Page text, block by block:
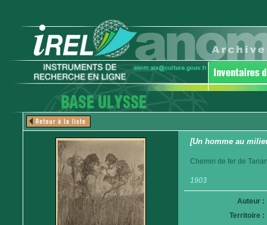
[Un homme au
Chemin de fer de
1903
Auteur :
Territoire :